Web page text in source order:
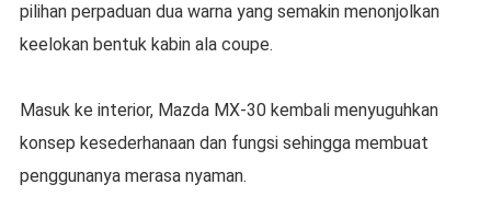
pilihan perpaduan dua warna yang semakin menonjolkan
keelokan bentuk kabin ala coupe.
Masuk ke interior, Mazda MX-30 kembali menyuguhkan
konsep kesederhanaan dan fungsi sehingga membuat
penggunanya merasa nyaman.